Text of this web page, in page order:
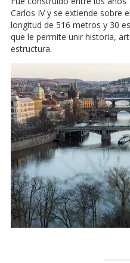
Carlos IV y se extiende sobre
longitud de 516 metros y 30
que le permite unir historia,
estructura.